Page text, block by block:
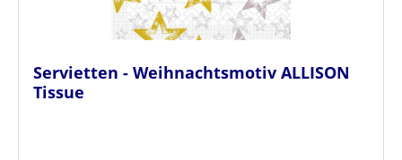
Servietten - Weihnachtsmotiv ALLISON
Tissue